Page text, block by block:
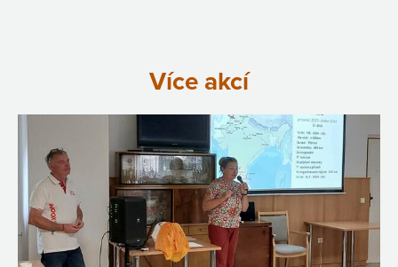
Více akcí